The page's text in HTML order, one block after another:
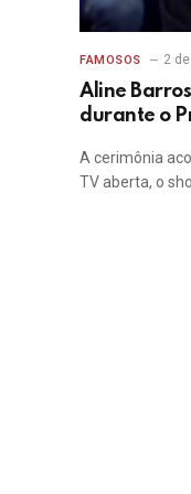
FAMOSOS 2
Aline
durante o
A cerimônia
TV aberta, o